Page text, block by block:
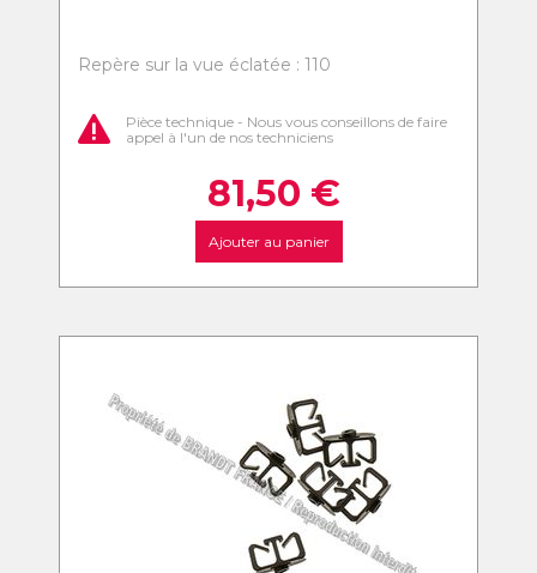
Repère sur la vue éclatée : 110
Pièce technique - Nous vous conseillons de faire
appel à l'un de nos techniciens
81,50 €
Ajouter au panier